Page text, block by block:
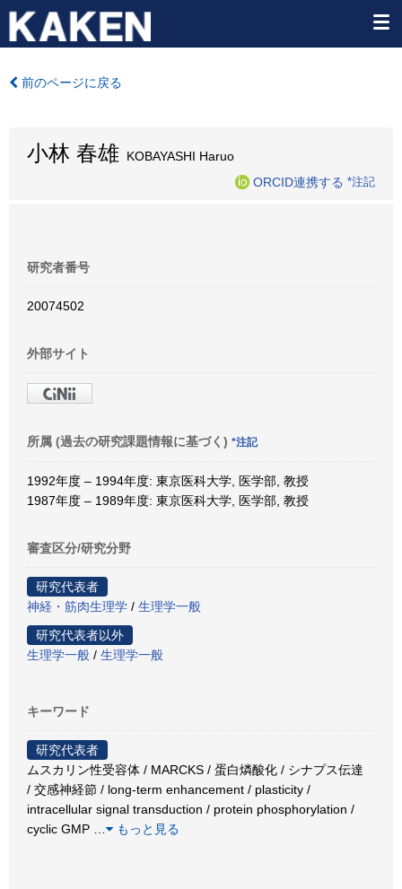
前のページに戻る
小林 春雄 KOBAYASHI Haruo
ORCID連携する *注記
研究者番号
20074502
外部サイト
所属 (過去の研究課題情報に基づく) *注記
1992年度 – 1994年度: 東京医科大学, 医学部, 教授
1987年度 – 1989年度: 東京医科大学, 医学部, 教授
審査区分/研究分野
研究代表者
神経・筋肉生理学 / 生理学一般
研究代表者以外
生理学一般 / 生理学一般
キーワード
研究代表者
ムスカリン性受容体 / MARCKS / 蛋白燐酸化 / シナプス伝達
/ 交感神経節 / long-term enhancement / plasticity /
intracellular signal transduction / protein phosphorylation /
cyclic GMP
もっと見る